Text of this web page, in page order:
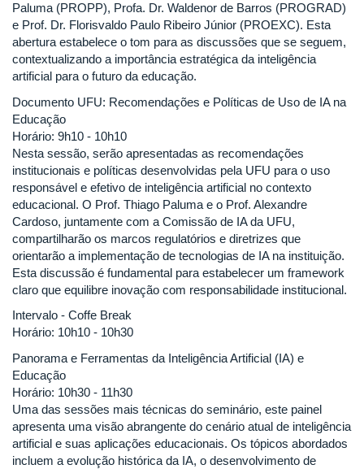
Paluma (PROPP), Profa. Dr. Waldenor de Barros (PROGRAD)
e Prof. Dr. Florisvaldo Paulo Ribeiro Júnior (PROEXC). Esta
abertura estabelece o tom para as discussões que se seguem,
contextualizando a importância estratégica da inteligência
artificial para o futuro da educação.
Documento UFU: Recomendações e Políticas de Uso de IA na
Educação
Horário: 9h10 - 10h10
Nesta sessão, serão apresentadas as recomendações
institucionais e políticas desenvolvidas pela UFU para o uso
responsável e efetivo de inteligência artificial no contexto
educacional. O Prof. Thiago Paluma e o Prof. Alexandre
Cardoso, juntamente com a Comissão de IA da UFU,
compartilharão os marcos regulatórios e diretrizes que
orientarão a implementação de tecnologias de IA na instituição.
Esta discussão é fundamental para estabelecer um framework
claro que equilibre inovação com responsabilidade institucional.
Intervalo - Coffe Break
Horário: 10h10 - 10h30
Panorama e Ferramentas da Inteligência Artificial (IA) e
Educação
Horário: 10h30 - 11h30
Uma das sessões mais técnicas do seminário, este painel
apresenta uma visão abrangente do cenário atual de inteligência
artificial e suas aplicações educacionais. Os tópicos abordados
incluem a evolução histórica da IA, o desenvolvimento de